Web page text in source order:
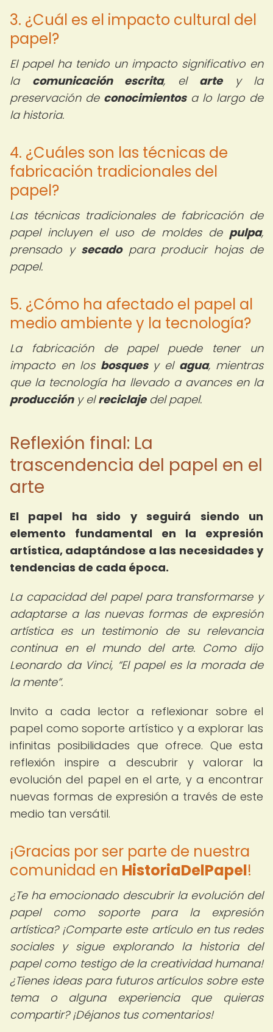
3. ¿Cuál es el impacto cultural del
papel?
El papel ha tenido un impacto significativo en
la comunicación escrita, el artey la
preservación de conocimientosa lo largo de
la historia.
4. ¿Cuáles son las técnicas de
fabricación tradicionales del
papel?
Las técnicas tradicionales de fabricación de
papel incluyen el uso de moldes de pulpa,
prensado y secadopara producir hojas de
papel.
5. ¿Cómo ha afectado el papel al
medio ambiente y la tecnología?
La fabricación de papel puede tener un
impacto en los bosquesy el agua, mientras
que la tecnología ha llevado a avances en la
produccióny elreciclajedel papel.
Reflexión final: La
trascendencia del papel en el
arte
El papel ha sido y seguirá siendo un
elemento fundamental en la expresión
artística, adaptándose a las necesidades y
tendencias de cada época.
La capacidad del papel para transformarse y
adaptarse a las nuevas formas de expresión
artística es un testimonio de su relevancia
continua en el mundo del arte. Como dijo
Leonardo da Vinci, El papel es la morada de
la mente .
Invito a cada lector a reflexionar sobre el
papel como soporte artístico y a explorar las
infinitas posibilidades que ofrece. Que esta
reflexión inspire a descubrir y valorar la
evolución del papel en el arte, y a encontrar
nuevas formas de expresión a través de este
medio tan versátil.
¡Gracias por ser parte de nuestra
comunidad en HistoriaDelPapel!
¿Te ha emocionado descubrir la evolución del
papel como soporte para la expresión
artística? ¡Comparte este artículo en tus redes
sociales y sigue explorando la historia del
papel como testigo de la creatividad humana!
¿Tienes ideas para futuros artículos sobre este
tema o alguna experiencia que quieras
compartir? ¡Déjanos tus comentarios!